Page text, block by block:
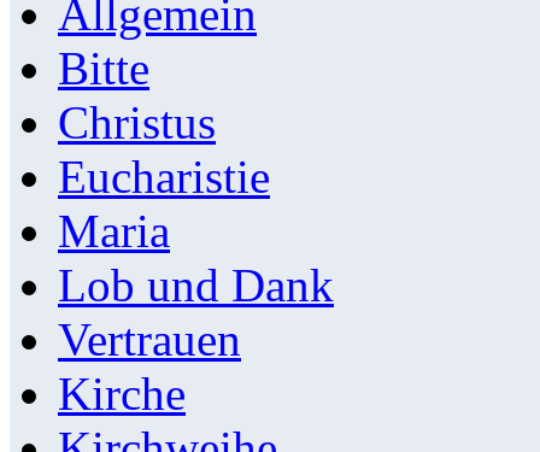
Allgemein
Bitte
Christus
Eucharistie
Maria
Lob und Dank
Vertrauen
Kirche